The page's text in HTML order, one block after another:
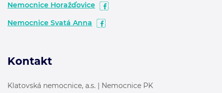
Nemocnice Horažďovice
Nemocnice Svatá Anna
Kontakt
Klatovská nemocnice, a.s. | Nemocnice PK